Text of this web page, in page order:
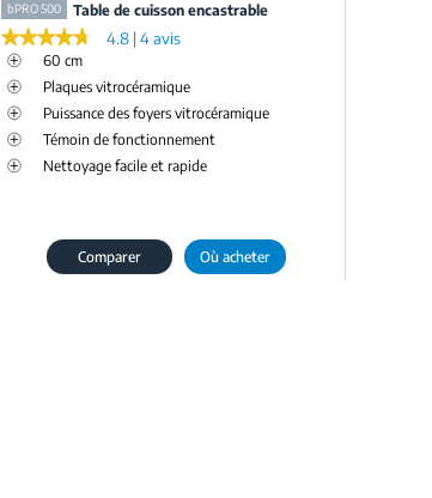
bPRO 500
Table de cuisson encastrable
★★★★★
★★★★★ 4.8 | 4 avis
60 cm
Plaques vitrocéramique
Puissance des foyers vitrocéramique
Témoin de fonctionnement
Nettoyage facile et rapide
Comparer Où acheter